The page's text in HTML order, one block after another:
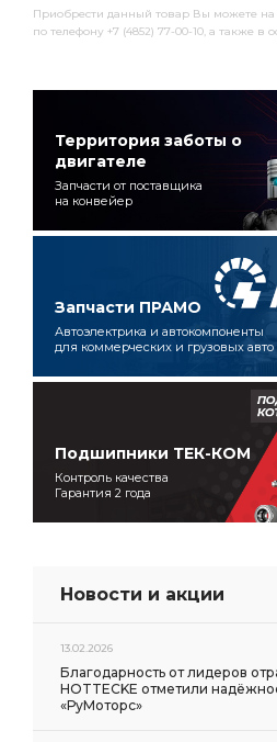
Приобрести данный товар Вы можете
по телефону +7 (4852) 77-00-10, а также в
Территория заботы о
двигателе
Запчасти от поставщика
на конвейер
Запчасти ПРАМО
Автоэлектрика и автокомпоненты
для коммерческих и грузовых авто
Подшипники ТЕК-КОМ
Контроль качества
Гарантия 2 года
Новости и акции
13.02.2026
Благодарность от лидеров
HOTTECKE отметили
«РуМоторс»